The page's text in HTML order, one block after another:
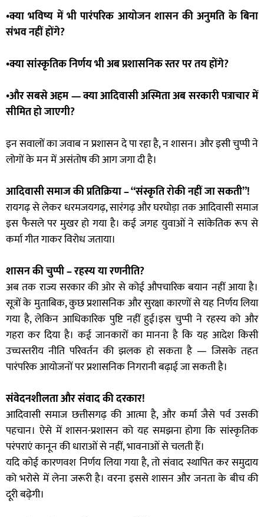
•क्या भविष्य में भी पारंपरिक आयोजन शासन की अनुमति के बिना
संभव नहीं होंगे?
•क्या सांस्कृतिक निर्णय भी अब प्रशासनिक स्तर पर तय होंगे?
•और सबसे अहम — क्या आदिवासी अस्मिता अब सरकारी पत्राचार में
सीमित हो जाएगी?
इन सवालों का जवाब न प्रशासन दे पा रहा है, न शासन। और इसी चुप्पी ने
लोगों के मन में असंतोष की आग जगा दी है।
आदिवासी समाज की प्रतिक्रिया – “संस्कृति रोकी नहीं जा सकती”!
रायगढ़ से लेकर धरमजयगढ़, सारंगढ़ और घरघोड़ा तक आदिवासी समाज
इस फैसले पर मुखर हो गया है। कई जगह युवाओं ने सांकेतिक रूप से
कर्मा गीत गाकर विरोध जताया।
शासन की चुप्पी – रहस्य या रणनीति?
अब तक राज्य सरकार की ओर से कोई औपचारिक बयान नहीं आया है।
सूत्रों के मुताबिक, कुछ प्रशासनिक और सुरक्षा कारणों से यह निर्णय लिया
गया है, लेकिन आधिकारिक पुष्टि नहीं हुई।इस चुप्पी ने रहस्य को और
गहरा कर दिया है। कई जानकारों का मानना है कि यह आदेश किसी
उच्चस्तरीय नीति परिवर्तन की झलक हो सकता है — जिसके तहत
पारंपरिक आयोजनों पर प्रशासनिक निगरानी बढ़ाई जा सकती है।
संवेदनशीलता और संवाद की दरकार!
आदिवासी समाज छत्तीसगढ़ की आत्मा है, और कर्मा जैसे पर्व उसकी
पहचान। ऐसे में शासन-प्रशासन को यह समझना होगा कि सांस्कृतिक
परंपराएं कानून की धाराओं से नहीं, भावनाओं से चलती हैं।
यदि कोई कारणवश निर्णय लिया गया है, तो संवाद स्थापित कर समुदाय
को भरोसे में लेना जरूरी है। वरना इससे शासन और जनता के बीच की
दूरी बढ़ेगी।